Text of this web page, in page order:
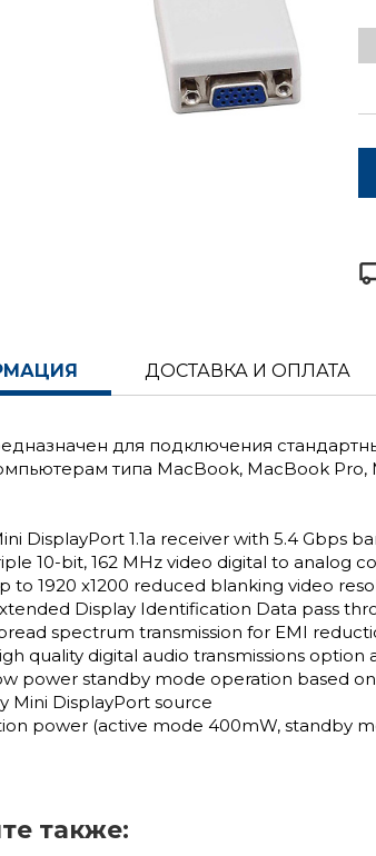
ДОСТАВКА И ОПЛАТА
для подключения
типа MacBook, MacBook
DisplayPort 1.1a receiver with 5.4 Gbps
10-bit, 162 MHz video digital to analog
to 1920 x1200 reduced blanking video
Display Identification Data pass
spectrum transmission for EMI
quality digital audio transmissions
power standby mode operation based
Mini DisplayPort source
power (active mode 400mW, standby
также: